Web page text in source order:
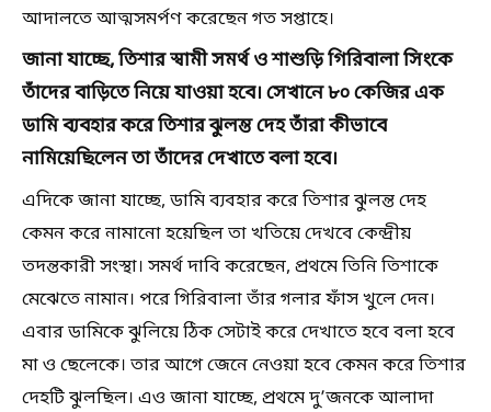
আদালতে আত্মসমর্পণ করেছেন গত সপ্তাহে।
জানা যাচ্ছে, তিশার স্বামী সমর্থ ও শাশুড়ি গিরিবালা সিংকে
তাঁদের বাড়িতে নিয়ে যাওয়া হবে। সেখানে ৮০ কেজির এক
ডামি ব্যবহার করে তিশার ঝুলন্ত দেহ তাঁরা কীভাবে
নামিয়েছিলেন তা তাঁদের দেখাতে বলা হবে।
এদিকে জানা যাচ্ছে, ডামি ব্যবহার করে তিশার ঝুলন্ত দেহ
কেমন করে নামানো হয়েছিল তা খতিয়ে দেখবে কেন্দ্রীয়
তদন্তকারী সংস্থা। সমর্থ দাবি করেছেন, প্রথমে তিনি তিশাকে
মেঝেতে নামান। পরে গিরিবালা তাঁর গলার ফাঁস খুলে দেন।
এবার ডামিকে ঝুলিয়ে ঠিক সেটাই করে দেখাতে হবে বলা হবে
মা ও ছেলেকে। তার আগে জেনে নেওয়া হবে কেমন করে তিশার
দেহটি ঝুলছিল। এও জানা যাচ্ছে, প্রথমে দু’জনকে আলাদা